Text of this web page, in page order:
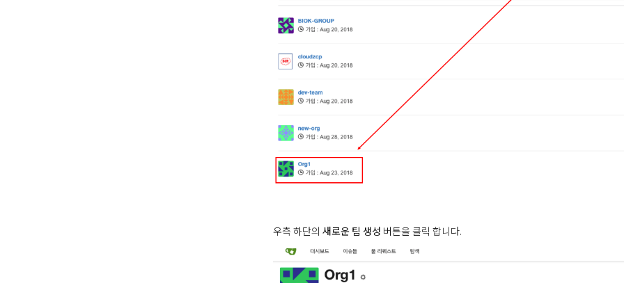
우측 하단의 새로운 팀 생성 버튼을 클릭 합니다.